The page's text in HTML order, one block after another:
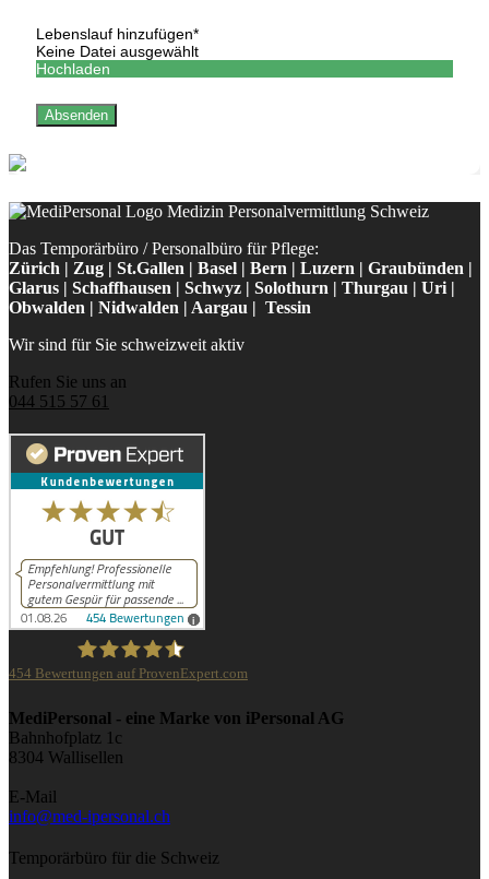
Lebenslauf hinzufügen*
Keine Datei ausgewählt
Hochladen
Absenden
Das Temporärbüro / Personalbüro für Pflege:
Zürich | Zug | St.Gallen | Basel | Bern | Luzern | Graubünden |
Glarus | Schaffhausen | Schwyz | Solothurn | Thurgau | Uri |
Obwalden | Nidwalden | Aargau | Tessin
Wir sind für Sie schweizweit aktiv
Rufen Sie uns an
044 515 57 61
iPersonal
454 Bewertungen auf ProvenExpert.com
MediPersonal - eine Marke von iPersonal AG
Bahnhofplatz 1c
8304 Wallisellen
E-Mail
info@med-ipersonal.ch
Temporärbüro für die Schweiz